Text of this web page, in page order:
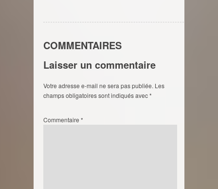
COMMENTAIRES
Laisser un commentaire
Votre adresse e-mail ne sera pas publiée. Les
champs obligatoires sont indiqués avec*
Commentaire *